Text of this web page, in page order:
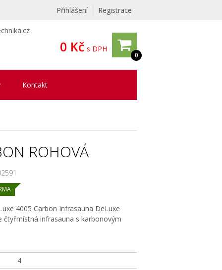
Přihlášení Registrace
0
0 Kč s DPH
Kontakt
ROHOVÁ
4005 Carbon Infrasauna DeLuxe
čtyřmístná infrasauna s karbonovým
4